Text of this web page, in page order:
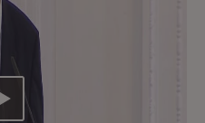
Video abspielen